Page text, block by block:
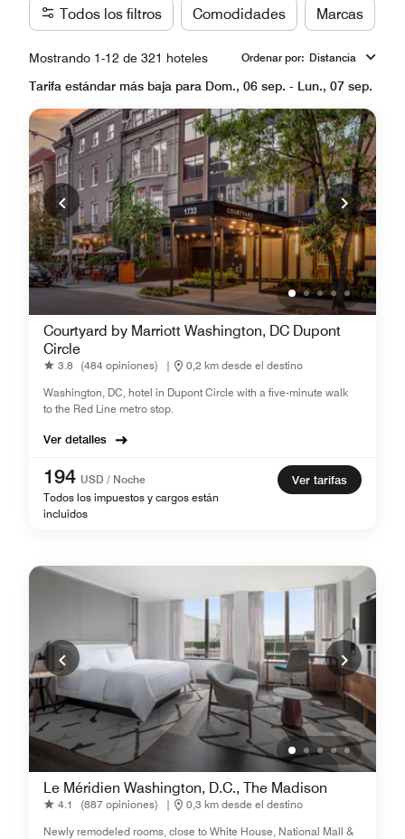
Todos los filtros Comodidades Marcas
Mostrando 1-12 de 321 hoteles Ordenar por: Distancia
Tarifa estándar más baja para Dom., 06 sep. - Lun., 07 sep.
Courtyard by Marriott Washington, DC Dupont
Circle
3.8 (484 opiniones) |
0,2 km desde el destino
Washington, DC, hotel in Dupont Circle with a five-minute walk
to the Red Line metro stop.
Ver detalles
194 USD / Noche
Todos los impuestos y cargos están
incluidos
Ver tarifas
Le Méridien Washington, D.C., The Madison
4.1 (887 opiniones) |
0,3 km desde el destino
Newly remodeled rooms, close to White House, National Mall &